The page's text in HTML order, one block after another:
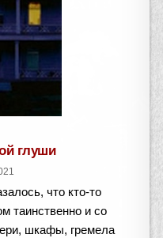
глуши
что кто-то
таинственно и со
шкафы, гремела